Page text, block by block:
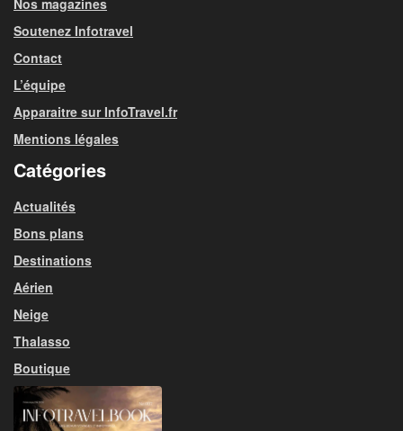
Nos magazines
Soutenez Infotravel
Contact
L’équipe
Apparaitre sur InfoTravel.fr
Mentions légales
Catégories
Actualités
Bons plans
Destinations
Aérien
Neige
Thalasso
Boutique